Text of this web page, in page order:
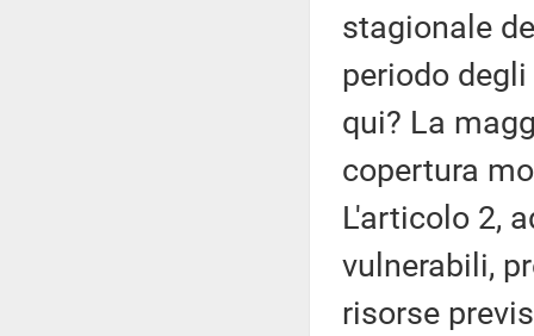
stagionale
periodo
qui? La
copertura
L'articolo 2,
vulnerabili,
risorse